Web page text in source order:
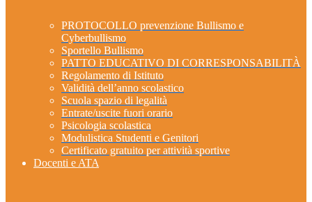
PROTOCOLLO prevenzione Bullismo e
Cyberbullismo
Sportello Bullismo
PATTO EDUCATIVO DI CORRESPONSABILITÀ
Regolamento di Istituto
Validità dell’anno scolastico
Scuola spazio di legalità
Entrate/uscite fuori orario
Psicologia scolastica
Modulistica Studenti e Genitori
Certificato gratuito per attività sportive
Docenti e ATA